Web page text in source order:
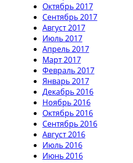
Октябрь 2017
Сентябрь 2017
Август 2017
Июль 2017
Апрель 2017
Март 2017
Февраль 2017
Январь 2017
Декабрь 2016
Ноябрь 2016
Октябрь 2016
Сентябрь 2016
Август 2016
Июль 2016
Июнь 2016